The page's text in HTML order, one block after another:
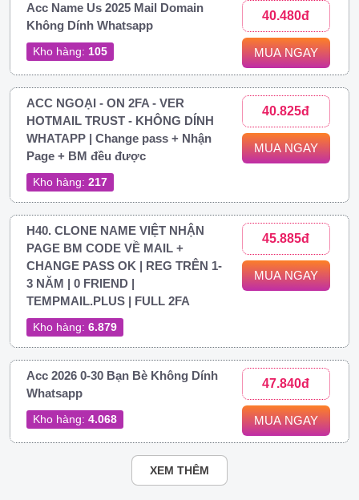
Acc Name Us 2025 Mail Domain
Không Dính Whatsapp
Kho hàng: 105
40.480đ
MUA NGAY
ACC NGOẠI - ON 2FA - VER
HOTMAIL TRUST - KHÔNG DÍNH
WHATAPP | Change pass + Nhận
Page + BM đều được
Kho hàng: 217
40.825đ
MUA NGAY
H40. CLONE NAME VIỆT NHẬN
PAGE BM CODE VỀ MAIL +
CHANGE PASS OK | REG TRÊN 1-
3 NĂM | 0 FRIEND |
TEMPMAIL.PLUS | FULL 2FA
Kho hàng: 6.879
45.885đ
MUA NGAY
Acc 2026 0-30 Bạn Bè Không Dính
Whatsapp
Kho hàng: 4.068
47.840đ
MUA NGAY
XEM THÊM